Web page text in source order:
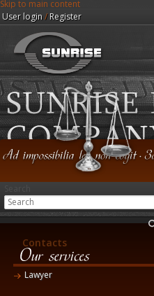
Skip to main content
User login/ Register
Sunrise Legal Company
Home
Contacts
Lawyer